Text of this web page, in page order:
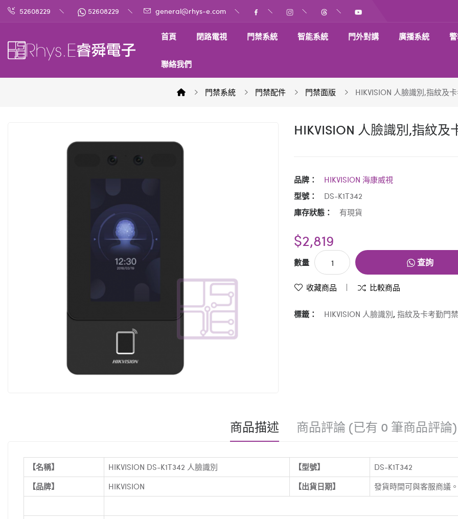
52608229 52608229 general@rhys-e.com
首頁 閉路電視 門禁系統 智能系統 門外對講 廣播系統
聯絡我們
門禁系統 門禁配件 門禁面版 HIKVISION 人臉識別,指紋及
HIKVISION 人臉識別,指紋
品牌：
HIKVISION 海康威視
型號：
DS-K1T342
庫存狀態：
有現貨
$2,819
數量 查詢
收藏商品 比較商品
標籤： HIKVISION 人臉識別, 指紋及卡考勤門
商品描述 商品評論 (已有 0 筆商品評論)
【名稱】 HIKVISION DS-K1T342 人臉識別 【型號】
DS-K1T342
【品牌】
HIKVISION 【出貨日期】 發貨時間可與客服商